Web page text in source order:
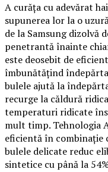
A curăța cu adevărat
supunerea lor la o
de la Samsung
penetrantă înainte
este deosebit de
îmbunătățind
bulele ajută la
recurge la căldură
temperaturi ridicate
mult timp. Tehnologia
eficientă în combinație
bulele delicate reduc
sintetice cu până la